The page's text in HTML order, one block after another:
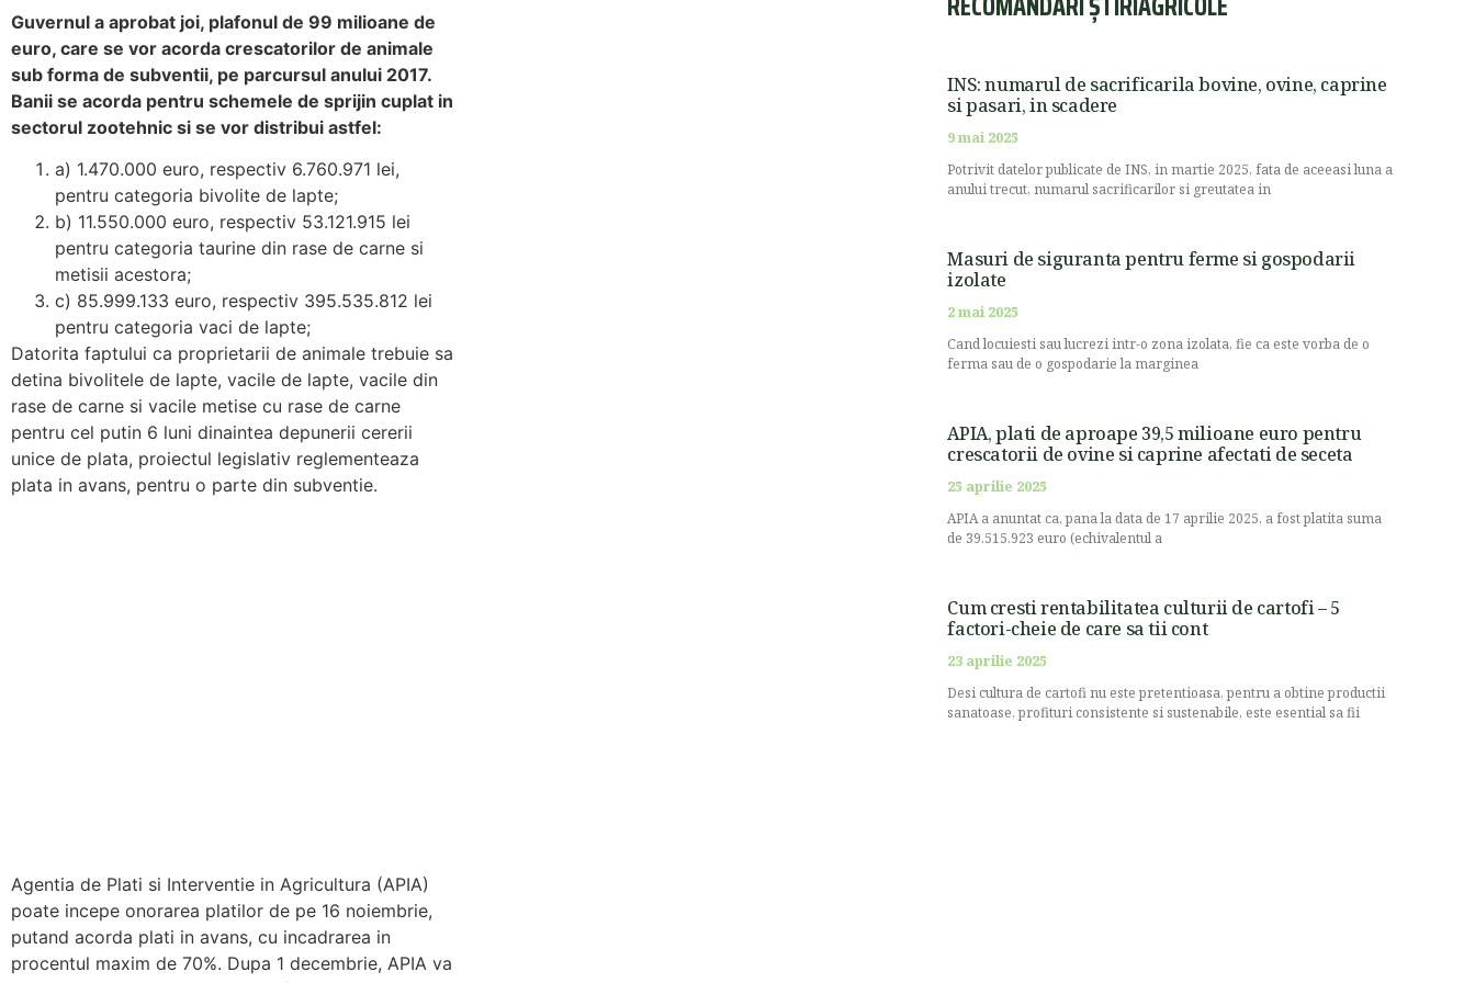
Guvernul a aprobat joi, plafonul de 99 milioane de
euro, care se vor acorda crescatorilor de animale
sub forma de subventii, pe parcursul anului 2017.
Banii se acorda pentru schemele de sprijin cuplat in
sectorul zootehnic si se vor distribui astfel:
a) 1.470.000 euro, respectiv 6.760.971 lei,
pentru categoria bivolite de lapte;
b) 11.550.000 euro, respectiv 53.121.915 lei
pentru categoria taurine din rase de carne si
metisii acestora;
c) 85.999.133 euro, respectiv 395.535.812 lei
pentru categoria vaci de lapte;
Datorita faptului ca proprietarii de animale trebuie sa
detina bivolitele de lapte, vacile de lapte, vacile din
rase de carne si vacile metise cu rase de carne
pentru cel putin 6 luni dinaintea depunerii cererii
unice de plata, proiectul legislativ reglementeaza
plata in avans, pentru o parte din subventie.
Agentia de Plati si Interventie in Agricultura (APIA)
poate incepe onorarea platilor de pe 16 noiembrie,
putand acorda plati in avans, cu incadrarea in
procentul maxim de 70%. Dupa 1 decembrie, APIA va
INS: numarul de sacrificarila bovine, ovine, caprine
si pasari, in scadere
9 mai 2025
Potrivit datelor publicate de INS, in martie 2025, fata de aceeasi luna a
anului trecut, numarul sacrificarilor si greutatea in
Masuri de siguranta pentru ferme si gospodarii
izolate
2 mai 2025
Cand locuiesti sau lucrezi intr-o zona izolata, fie ca este vorba de o
ferma sau de o gospodarie la marginea
APIA, plati de aproape 39,5 milioane euro pentru
crescatorii de ovine si caprine afectati de seceta
25 aprilie 2025
APIA a anuntat ca, pana la data de 17 aprilie 2025, a fost platita suma
de 39.515.923 euro (echivalentul a
Cum cresti rentabilitatea culturii de cartofi – 5
factori-cheie de care sa tii cont
23 aprilie 2025
Desi cultura de cartofi nu este pretentioasa, pentru a obtine productii
sanatoase, profituri consistente si sustenabile, este esential sa fii